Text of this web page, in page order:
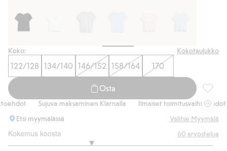
Koko: Kokotaulukko
122/128 134/140 146/152 158/164 170
Osta
Sujuva maksaminen Klarnalla
Ilmaiset toimitusvaihtoehdot
Etsi myymälässä
Valitse Myymälä
Kokemus koosta 60 arvostelua